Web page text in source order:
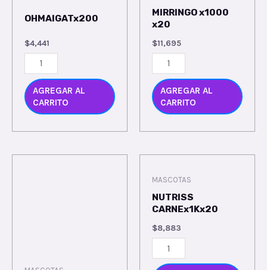
OHMAIGATx200
$4,441
AGREGAR AL
CARRITO
MIRRINGO x1000
x20
$11,695
AGREGAR AL
CARRITO
MASCOTAS
NUTRISS
CARNEx1Kx20
$8,883